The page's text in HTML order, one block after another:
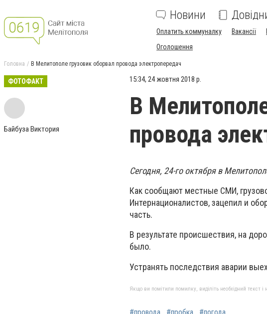
Новини
Оплатить коммуналку Вакансії
Оголошення
Головна В Мелитополе грузовик оборвал провода электропередач
ФОТОФАКТ
Байбуза Виктория
15:34, 24 жовтня 2018 р.
В
провода
Сегодня, 24-го октября в
Как сообщают местные СМИ,
Интернационалистов, зацепил и
часть.
В результате происшествия, на
было.
Устранять последствия аварии
Якщо ви помітили помилку, виділіть необхідний текст